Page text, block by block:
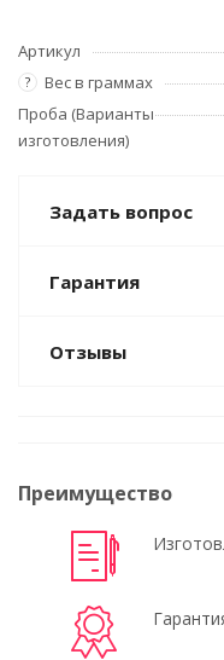
Артикул
? Вес в граммах
Проба (Варианты
изготовления)
Задать вопрос
Гарантия
Отзывы
Преимущество